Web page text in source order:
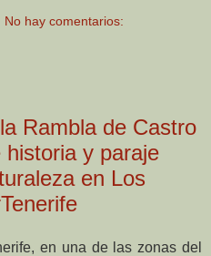
No hay comentarios:
Rambla de Castro
historia y paraje
en Los
en una de las zonas del